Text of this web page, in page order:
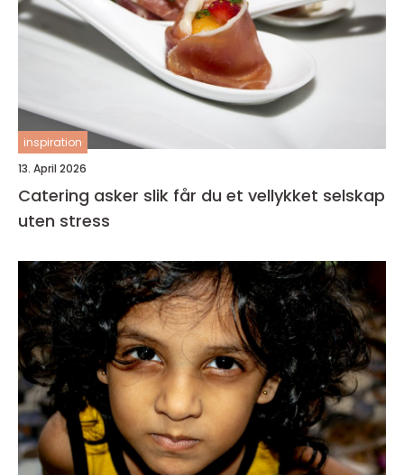
inspiration
13. April 2026
Catering asker slik får du et vellykket selskap
uten stress